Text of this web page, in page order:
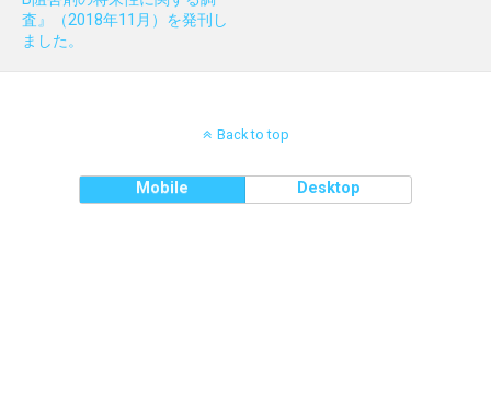
査』（2018年11月）を発刊し
ました。
Back to top
Mobile Desktop